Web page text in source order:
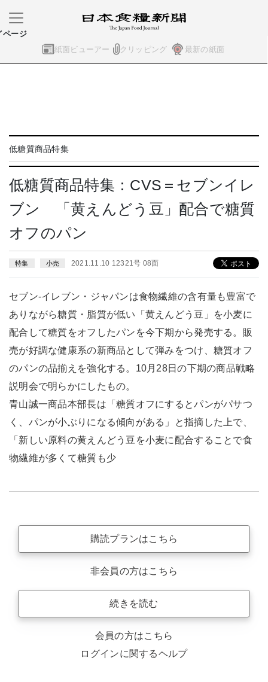
紙面ビューアー クリッピング 最新の紙面
ページ
低糖質商品特集
低糖質商品特集：CVS＝セブンイレ
ブン 「黄えんどう豆」配合で糖質
オフのパン
特集 小売 2021.11.10 12321号 08面
セブン-イレブン・ジャパンは食物繊維の含有量も豊富で
ありながら糖質・脂質が低い「黄えんどう豆」を小麦に
配合して糖質をオフしたパンを今下期から発売する。販
売が好調な健康系の新商品として弾みをつけ、糖質オフ
のパンの品揃えを強化する。10月28日の下期の商品戦略
説明会で明らかにしたもの。
青山誠一商品本部長は「糖質オフにするとパンがパサつ
く、パンが小ぶりになる傾向がある」と指摘した上で、
「新しい原料の黄えんどう豆を小麦に配合することで食
物繊維が多くて糖質も少
購読プランはこちら
非会員の方はこちら
続きを読む
会員の方はこちら
ログインに関するヘルプ